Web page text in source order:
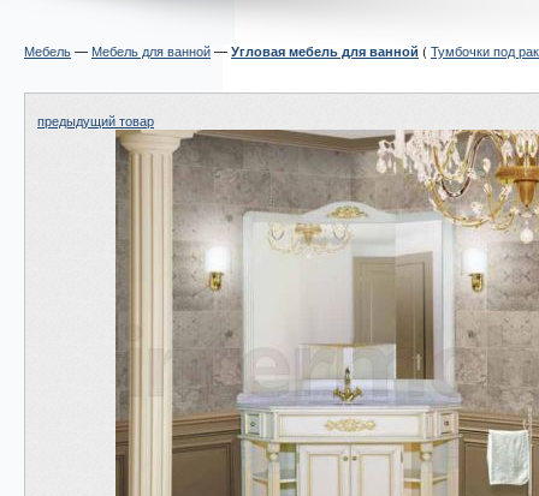
Мебель— Мебель для ванной— Угловая мебель для ванной ( Тумбочки под
предыдущий товар